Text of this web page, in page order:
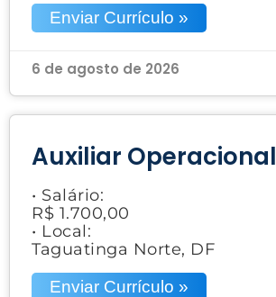
Enviar Currículo »
6 de agosto de 2026
Auxiliar Operacional
• Salário:
R$ 1.700,00
• Local:
Taguatinga Norte, DF
Enviar Currículo »